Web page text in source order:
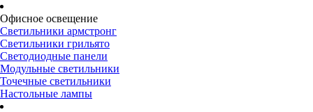
Офисное освещение
Светильники армстронг
Светильники грильято
Светодиодные панели
Модульные светильники
Точечные светильники
Настольные лампы